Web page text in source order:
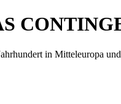
in Mitteleuropa